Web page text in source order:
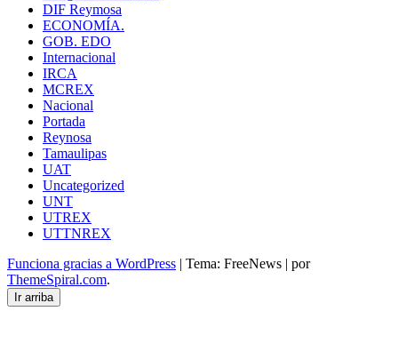
DIF Reymosa
ECONOMÍA.
GOB. EDO
Internacional
IRCA
MCREX
Nacional
Portada
Reynosa
Tamaulipas
UAT
Uncategorized
UNT
UTREX
UTTNREX
Funciona gracias a WordPress | Tema: FreeNews | por
ThemeSpiral.com.
Ir arriba